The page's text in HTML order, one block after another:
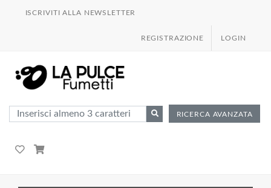
ISCRIVITI ALLA NEWSLETTER
REGISTRAZIONE LOGIN
RICERCA AVANZATA